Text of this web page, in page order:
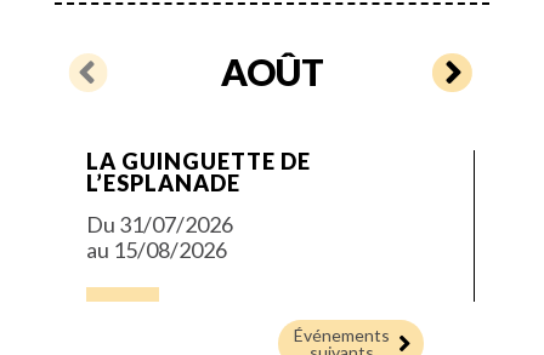
AOÛT
LA GUINGUETTE DE
L’ESPLANADE
Du 31/07/2026
au 15/08/2026
Événements 
 